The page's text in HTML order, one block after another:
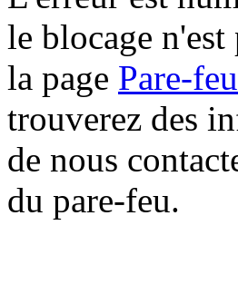
le blocage
la page Pare-
trouverez des
de nous
du pare-feu.